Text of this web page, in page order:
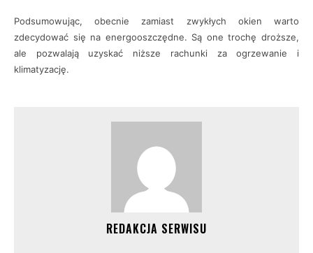
Podsumowując, obecnie zamiast zwykłych okien warto
zdecydować się na energooszczędne. Są one trochę droższe,
ale pozwalają uzyskać niższe rachunki za ogrzewanie i
klimatyzację.
REDAKCJA SERWISU